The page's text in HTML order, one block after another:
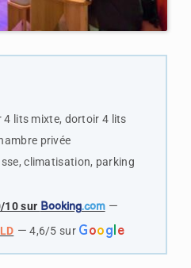
4 lits mixte, dortoir 4 lits
privée
climatisation, parking
10 sur Booking.com—
— 4,6/5 sur Google